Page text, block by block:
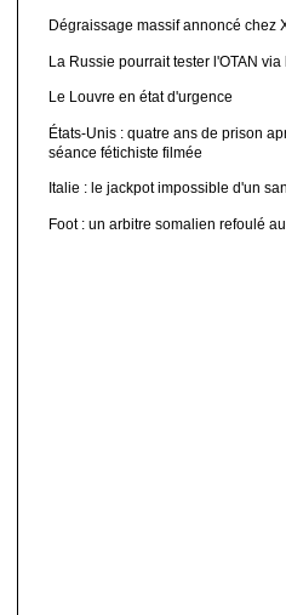
Dégraissage massif annoncé chez
La Russie pourrait tester l'OTAN
Le Louvre en état d'urgence
États-Unis : quatre ans de prison
séance fétichiste filmée
Italie : le jackpot impossible d'un
Foot : un arbitre somalien refoulé